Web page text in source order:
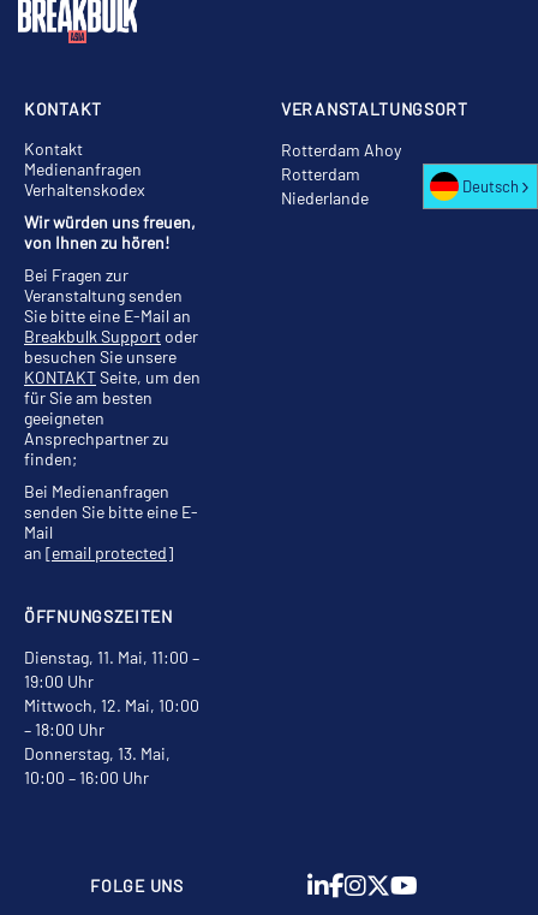
VERANSTALTUNGSORT
Rotterdam Ahoy
Rotterdam
Niederlande
ÖFFNUNGSZEITEN
Dienstag, 11. Mai, 11:00 –
19:00 Uhr
Mittwoch, 12. Mai, 10:00
– 18:00 Uhr
Donnerstag, 13. Mai,
10:00 – 16:00 Uhr
KONTAKT
Kontakt
Medienanfragen
Verhaltenskodex
Wir würden uns freuen,
von Ihnen zu hören!
Bei Fragen zur
Veranstaltung senden
Sie bitte eine E-Mail an
Breakbulk Supportoder
besuchen Sie unsere
KONTAKTSeite, um den
für Sie am besten
geeigneten
Ansprechpartner zu
finden;
Bei Medienanfragen
senden Sie bitte eine E-
Mail
an [email protected]
FOLGE UNS
Deutsch